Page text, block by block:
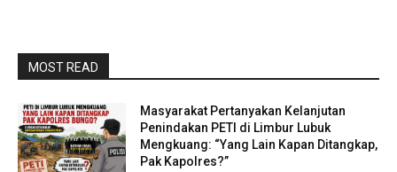
MOST READ
Masyarakat Pertanyakan Kelanjutan
Penindakan PETI di Limbur Lubuk
Mengkuang: “Yang Lain Kapan Ditangkap,
Pak Kapolres?”